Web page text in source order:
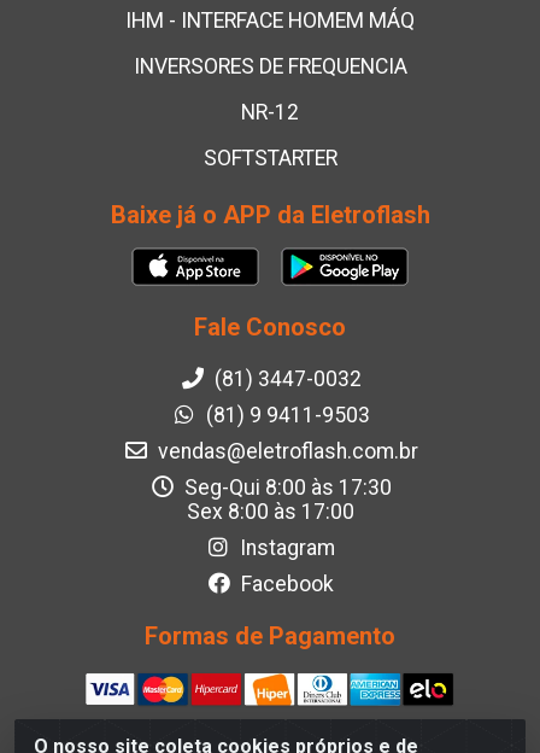
O nosso site coleta cookies próprios e de
IHM - INTERFACE HOMEM MÁQ
INVERSORES DE FREQUENCIA
NR-12
SOFTSTARTER
Baixe já o APP da Eletroflash
Fale Conosco
(81) 3447-0032
(81) 9 9411-9503
vendas@eletroflash.com.br
Seg-Qui 8:00 às 17:30
Sex 8:00 às 17:00
Instagram
Facebook
Formas de Pagamento